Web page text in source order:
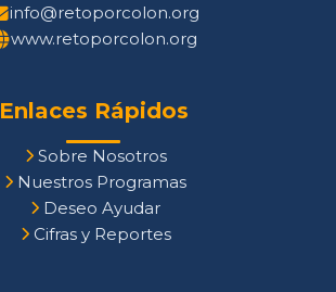
info@retoporcolon.org
www.retoporcolon.org
Enlaces Rápidos
Sobre Nosotros
Nuestros Programas
Deseo Ayudar
Cifras y Reportes